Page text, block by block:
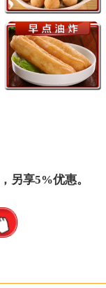
另享5%优惠。